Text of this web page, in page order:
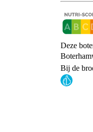
Deze
Bij de